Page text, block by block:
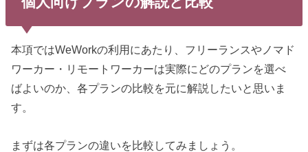
本項ではWeWorkの利用にあたり、フリーランスやノマド
ワーカー・リモートワーカーは実際にどのプランを選べ
ばよいのか、各プランの比較を元に解説したいと思いま
す。
まずは各プランの違いを比較してみましょう。